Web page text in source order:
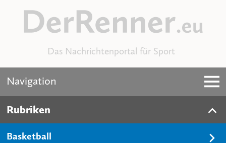
Das Nachrichtenportal für Sport
Navigation
Rubriken
Basketball